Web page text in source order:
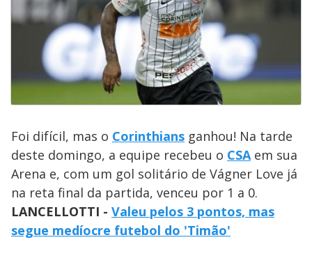
Foi difícil, mas o Corinthians ganhou! Na tarde
deste domingo, a equipe recebeu o CSA em sua
Arena e, com um gol solitário de Vágner Love já
na reta final da partida, venceu por 1 a 0.
LANCELLOTTI - Valeu pelos 3 pontos, mas
segue medíocre futebol do 'Timão'